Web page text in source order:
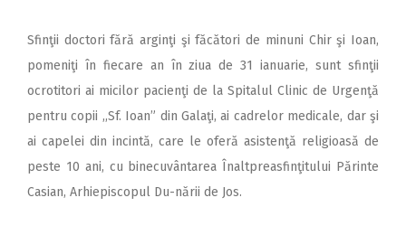
Sfinţii doctori fără arginţi şi făcători de minuni Chir şi Ioan,
pomeniţi în fiecare an în ziua de 31 ianuarie, sunt sfinţii
ocrotitori ai micilor pacienţi de la Spitalul Clinic de Urgenţă
pentru copii ,,Sf. Ioan” din Galaţi, ai cadrelor medicale, dar şi
ai capelei din incintă, care le oferă asistenţă religioasă de
peste 10 ani, cu binecuvântarea Înaltpreasfinţitului Părinte
Casian, Arhiepiscopul Du-nării de Jos.